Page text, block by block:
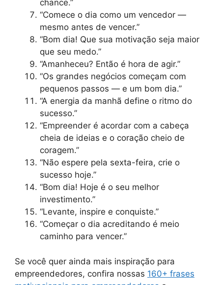
chance.”
“Comece o dia como um vencedor —
mesmo antes de vencer.”
“Bom dia! Que sua motivação seja maior
que seu medo.”
“Amanheceu? Então é hora de agir.”
“Os grandes negócios começam com
pequenos passos — e um bom dia.”
“A energia da manhã define o ritmo do
sucesso.”
“Empreender é acordar com a cabeça
cheia de ideias e o coração cheio de
coragem.”
“Não espere pela sexta-feira, crie o
sucesso hoje.”
“Bom dia! Hoje é o seu melhor
investimento.”
“Levante, inspire e conquiste.”
“Começar o dia acreditando é meio
caminho para vencer.”
Se você quer ainda mais inspiração para
empreendedores, confira nossas 160+ frases